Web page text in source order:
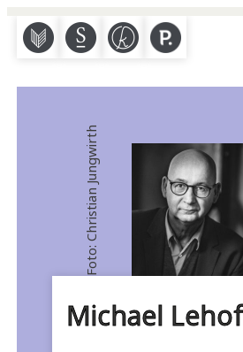
M S K P
Foto: Christian Jungwirth
Michael